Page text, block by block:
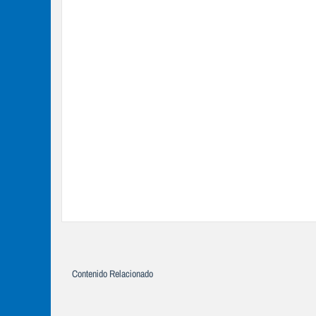
Contenido Relacionado